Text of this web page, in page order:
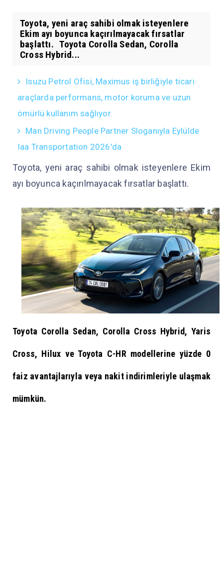
Toyota, yeni araç sahibi olmak isteyenlere
Ekim ayı boyunca kaçırılmayacak fırsatlar
başlattı. Toyota Corolla Sedan, Corolla
Cross Hybrid...
Isuzu Petrol Ofisi, Maximus iş birliğiyle ticari
araçlarda performans, motor koruma ve uzun
ömürlü kullanım sağlıyor.
Man Driving People Partner Sloganıyla Eylülde
Iaa Transportation 2026'da
Toyota, yeni araç sahibi olmak isteyenlere Ekim
ayı boyunca kaçırılmayacak fırsatlar başlattı.
Toyota Corolla Sedan, Corolla Cross Hybrid, Yaris
Cross, Hilux ve Toyota C-HR modellerine yüzde 0
faiz avantajlarıyla veya nakit indirimleriyle ulaşmak
mümkün.